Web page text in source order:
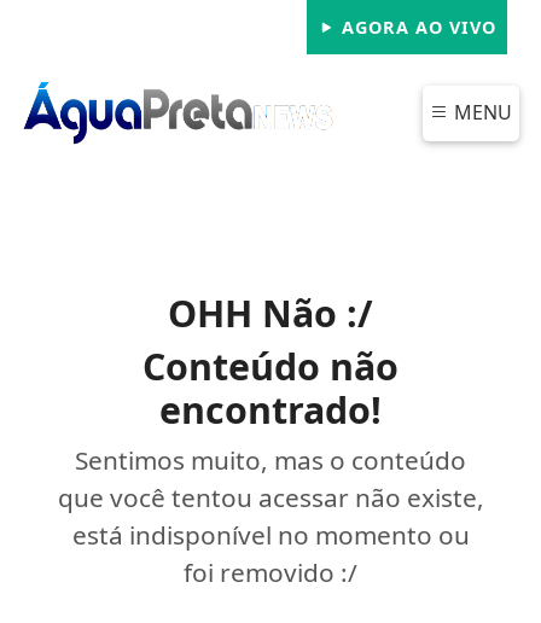
AGORA AO VIVO
MENU
OHH Não :/
Conteúdo não
encontrado!
Sentimos muito, mas o conteúdo
que você tentou acessar não existe,
está indisponível no momento ou
foi removido :/